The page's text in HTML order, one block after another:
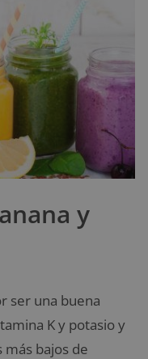
y
ser una buena
K y potasio y
más bajos de